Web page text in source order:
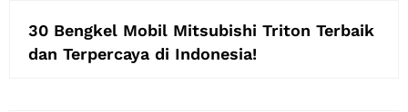
30 Bengkel Mobil Mitsubishi Triton Terbaik
dan Terpercaya di Indonesia!